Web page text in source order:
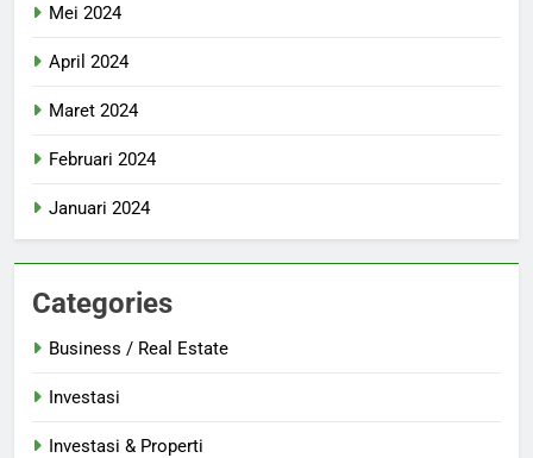
Mei 2024
April 2024
Maret 2024
Februari 2024
Januari 2024
Categories
Business / Real Estate
Investasi
Investasi & Properti